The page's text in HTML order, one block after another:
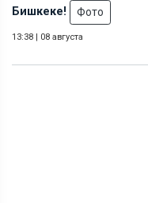
Бишкеке!
Фото
13:38 | 08 августа